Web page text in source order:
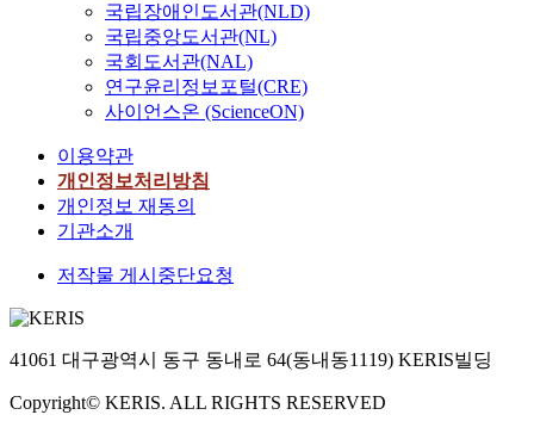
국립장애인도서관(NLD)
국립중앙도서관(NL)
국회도서관(NAL)
연구윤리정보포털(CRE)
사이언스온 (ScienceON)
이용약관
개인정보처리방침
개인정보 재동의
기관소개
저작물 게시중단요청
41061 대구광역시 동구 동내로 64(동내동1119) KERIS빌딩
Copyright© KERIS. ALL RIGHTS RESERVED